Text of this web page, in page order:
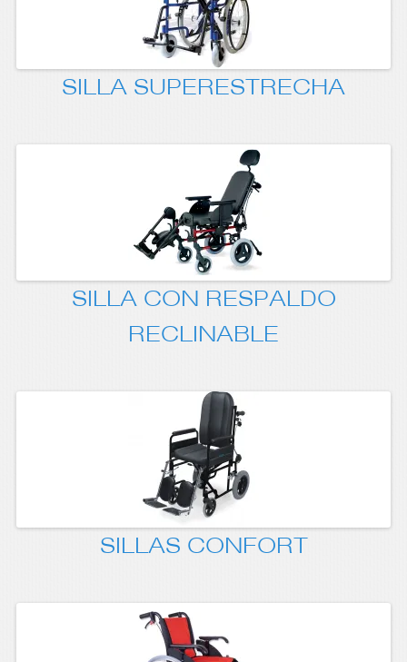
SILLA SUPERESTRECHA
SILLA CON RESPALDO
RECLINABLE
SILLAS CONFORT